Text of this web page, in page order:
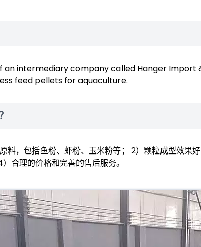
an intermediary company called Hanger Import
feed pellets for aquaculture.
料，包括鱼粉、虾粉、玉米粉等； 2）颗粒成型效果好
合理的价格和完善的售后服务。